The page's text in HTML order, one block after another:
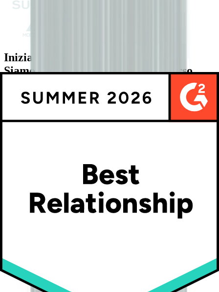
Inizia oggi.
Siamo con te in ogni fase del percorso.